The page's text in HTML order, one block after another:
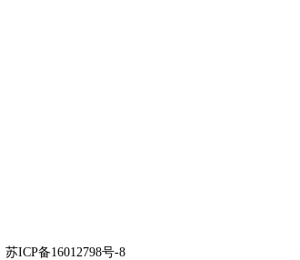
苏ICP备16012798号-8